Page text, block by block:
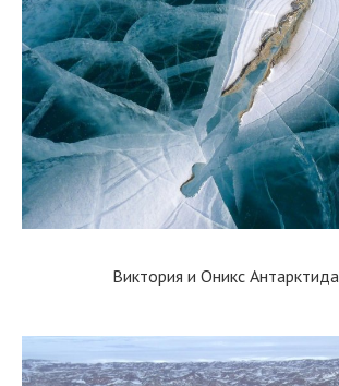
Виктория и Оникс Антарктида